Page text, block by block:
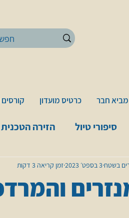
חבר כרטיס מועדון
סיפורי טיול הזירה הטכנית
בשטח
בשטח3 בספט׳ 2023 זמן קריאה 3 דקות